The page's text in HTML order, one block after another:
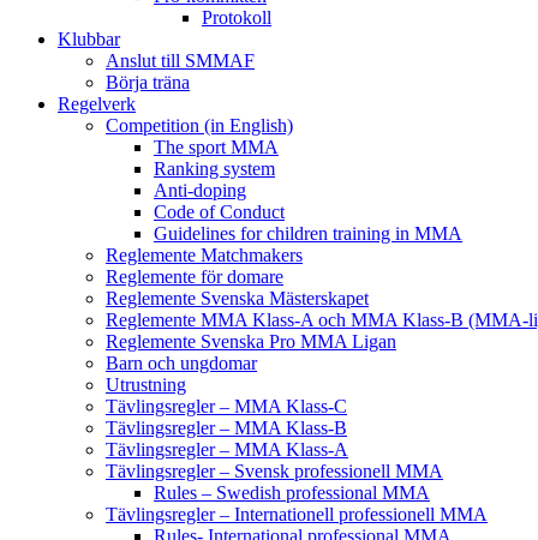
Protokoll
Klubbar
Anslut till SMMAF
Börja träna
Regelverk
Competition (in English)
The sport MMA
Ranking system
Anti-doping
Code of Conduct
Guidelines for children training in MMA
Reglemente Matchmakers
Reglemente för domare
Reglemente Svenska Mästerskapet
Reglemente MMA Klass-A och MMA Klass-B (MMA-
Reglemente Svenska Pro MMA Ligan
Barn och ungdomar
Utrustning
Tävlingsregler – MMA Klass-C
Tävlingsregler – MMA Klass-B
Tävlingsregler – MMA Klass-A
Tävlingsregler – Svensk professionell MMA
Rules – Swedish professional MMA
Tävlingsregler – Internationell professionell MMA
Rules- International professional MMA